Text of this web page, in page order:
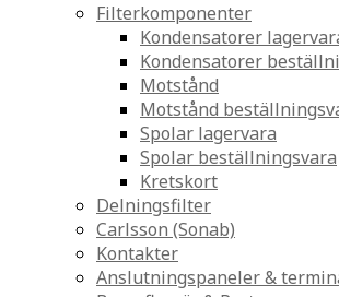
Filterkomponenter
Kondensatorer
Kondensatorer
Motstånd
Motstånd
Spolar lagervara
Spolar beställningsvara
Kretskort
Delningsfilter
Carlsson (Sonab)
Kontakter
Anslutningspaneler &